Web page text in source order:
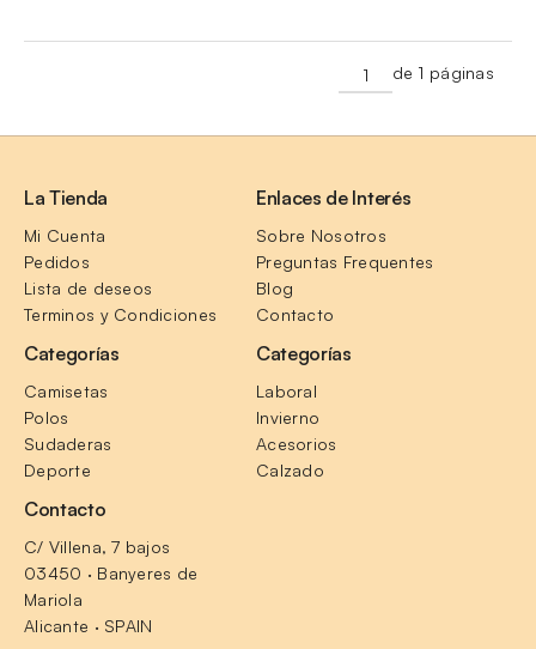
de 1 páginas
La Tienda
Mi Cuenta
Pedidos
Lista de deseos
Terminos y Condiciones
Enlaces de Interés
Sobre Nosotros
Preguntas Frequentes
Blog
Contacto
Categorías
Camisetas
Polos
Sudaderas
Deporte
Categorías
Laboral
Invierno
Acesorios
Calzado
Contacto
C/ Villena, 7 bajos
03450 · Banyeres de
Mariola
Alicante · SPAIN